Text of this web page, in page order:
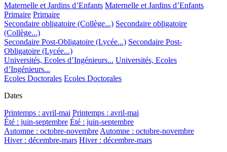
Maternelle et Jardins d’Enfants Maternelle et Jardins d’Enfants
Primaire Primaire
Secondaire obligatoire (Collège...) Secondaire obligatoire
(Collège...)
Secondaire Post-Obligatoire (Lycée...) Secondaire Post-
Obligatoire (Lycée...)
Universités, Ecoles d’Ingénieurs... Universités, Ecoles
d’Ingénieurs...
Ecoles Doctorales Ecoles Doctorales
Dates
Printemps : avril-mai Printemps : avril-mai
Été : juin-septembre Été : juin-septembre
Automne : octobre-novembre Automne : octobre-novembre
Hiver : décembre-mars Hiver : décembre-mars